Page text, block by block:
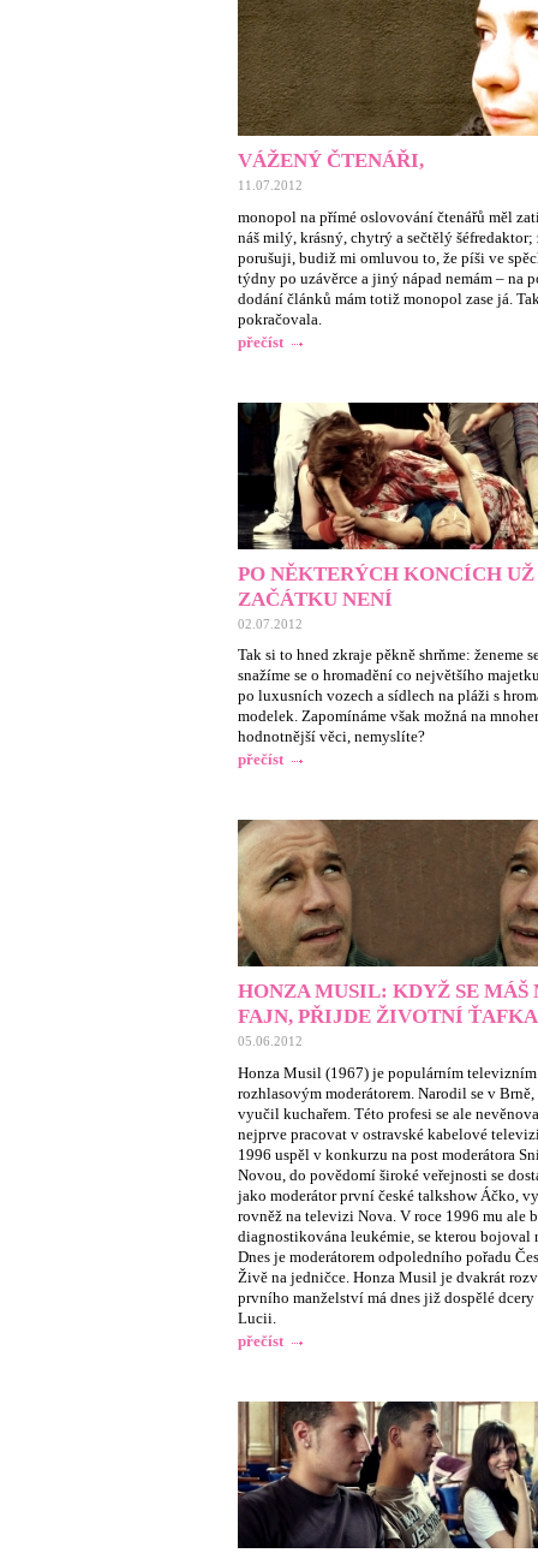
VÁŽENÝ ČTENÁŘI,
11.07.2012
monopol na přímé oslovování čtenářů měl
náš milý, krásný, chytrý a sečtělý šéfredaktor;
porušuji, budiž mi omluvou to, že píši ve
týdny po uzávěrce a jiný nápad nemám – na
dodání článků mám totiž monopol zase já.
pokračovala.
přečíst
PO NĚKTERÝCH KONCÍCH UŽ
ZAČÁTKU NENÍ
02.07.2012
Tak si to hned zkraje pěkně shrňme: ženeme
snažíme se o hromadění co největšího
po luxusních vozech a sídlech na pláži s
modelek. Zapomínáme však možná na
hodnotnější věci, nemyslíte?
přečíst
HONZA MUSIL: KDYŽ SE MÁŠ
FAJN, PŘIJDE ŽIVOTNÍ ŤAFKA
05.06.2012
Honza Musil (1967) je populárním televizním
rozhlasovým moderátorem. Narodil se v Brně,
vyučil kuchařem. Této profesi se ale
nejprve pracovat v ostravské kabelové
1996 uspěl v konkurzu na post moderátora
Novou, do povědomí široké veřejnosti se
jako moderátor první české talkshow Áčko,
rovněž na televizi Nova. V roce 1996 mu ale
diagnostikována leukémie, se kterou bojoval
Dnes je moderátorem odpoledního pořadu
Živě na jedničce. Honza Musil je dvakrát
prvního manželství má dnes již dospělé
Lucii.
přečíst